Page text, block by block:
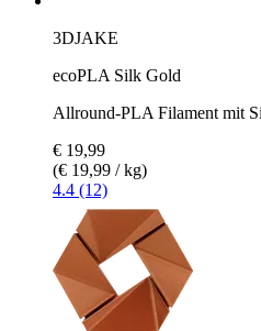
3DJAKE
ecoPLA Silk Gold
Allround-PLA Filament mit
€ 19,99
(€ 19,99 / kg)
4.4 (12)